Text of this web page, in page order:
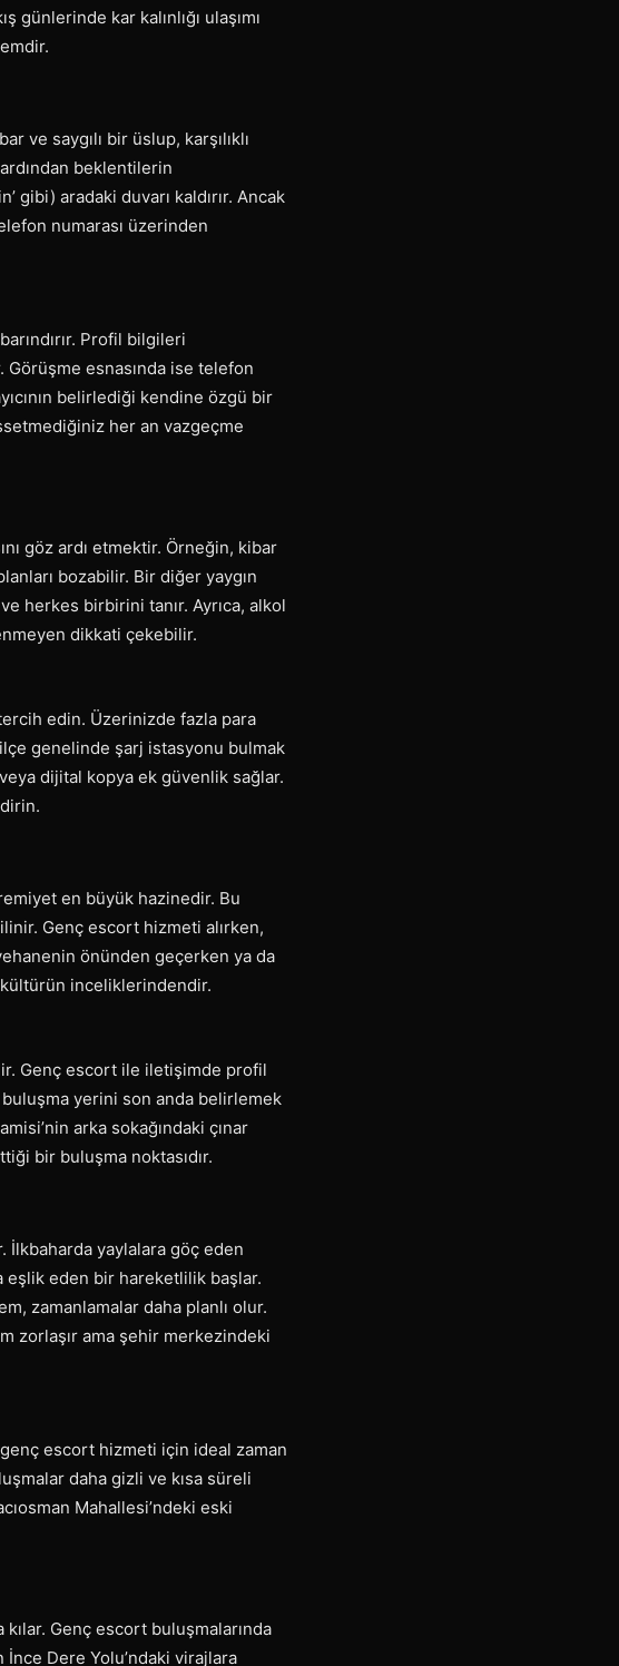
günlerinde kar kalınlığı ulaşımı
ve saygılı bir üslup, karşılıklı
beklentilerin
gibi) aradaki duvarı kaldırır. Ancak
numarası üzerinden
Profil bilgileri
esnasında ise telefon
belirlediği kendine özgü bir
her an vazgeçme
göz ardı etmektir. Örneğin, kibar
bozabilir. Bir diğer yaygın
herkes birbirini tanır. Ayrıca, alkol
dikkati çekebilir.
edin. Üzerinizde fazla para
genelinde şarj istasyonu bulmak
dijital kopya ek güvenlik sağlar.
en büyük hazinedir. Bu
Genç escort hizmeti alırken,
önünden geçerken ya da
inceliklerindendir.
Genç escort ile iletişimde profil
yerini son anda belirlemek
arka sokağındaki çınar
bir buluşma noktasıdır.
İlkbaharda yaylalara göç eden
eşlik eden bir hareketlilik başlar.
zamanlamalar daha planlı olur.
zorlaşır ama şehir merkezindeki
genç escort hizmeti için ideal zaman
daha gizli ve kısa süreli
Mahallesi’ndeki eski
kılar. Genç escort buluşmalarında
İnce Dere Yolu’ndaki virajlara